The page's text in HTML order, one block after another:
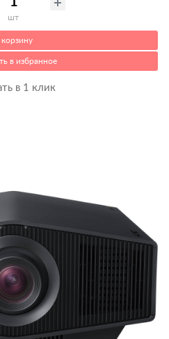
шт
корзину
в избранное
в 1 клик